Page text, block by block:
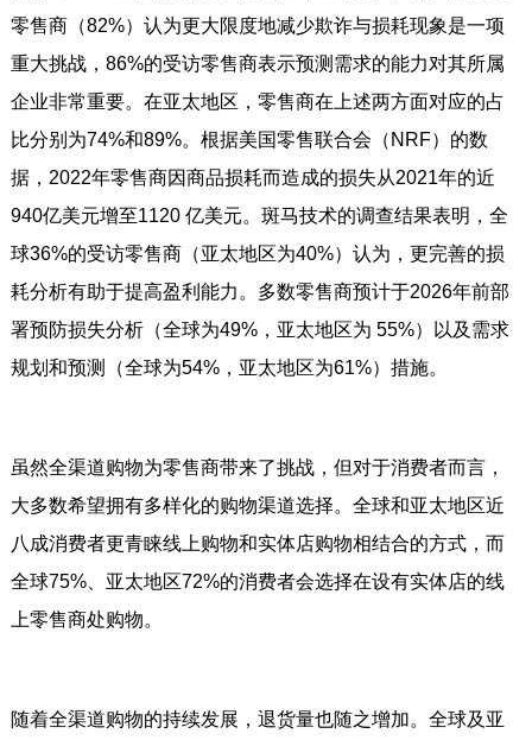
零售商（82%）认为更大限度地减少欺诈与损耗现象是一项
重大挑战，86%的受访零售商表示预测需求的能力对其所属
企业非常重要。在亚太地区，零售商在上述两方面对应的占
比分别为74%和89%。根据美国零售联合会（NRF）的数
据，2022年零售商因商品损耗而造成的损失从2021年的近
940亿美元增至1120 亿美元。斑马技术的调查结果表明，全
球36%的受访零售商（亚太地区为40%）认为，更完善的损
耗分析有助于提高盈利能力。多数零售商预计于2026年前部
署预防损失分析（全球为49%，亚太地区为 55%）以及需求
规划和预测（全球为54%，亚太地区为61%）措施。
虽然全渠道购物为零售商带来了挑战，但对于消费者而言，
大多数希望拥有多样化的购物渠道选择。全球和亚太地区近
八成消费者更青睐线上购物和实体店购物相结合的方式，而
全球75%、亚太地区72%的消费者会选择在设有实体店的线
上零售商处购物。
随着全渠道购物的持续发展，退货量也随之增加。全球及亚